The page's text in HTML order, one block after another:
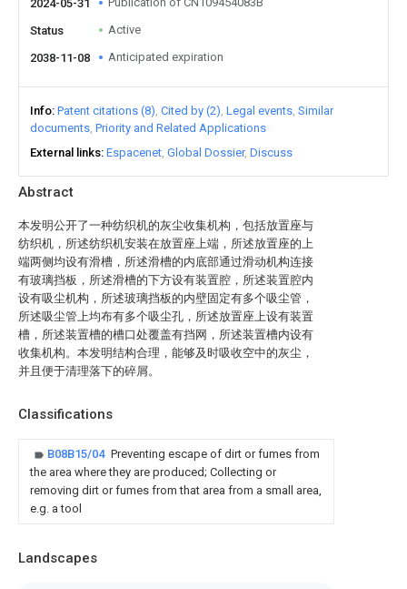
Abstract
本发明公开了一种纺织机的灰尘收集机构，包括放置座与
纺织机，所述纺织机安装在放置座上端，所述放置座的上
端两侧均设有滑槽，所述滑槽的内底部通过滑动机构连接
有玻璃挡板，所述滑槽的下方设有装置腔，所述装置腔内
设有吸尘机构，所述玻璃挡板的内壁固定有多个吸尘管，
所述吸尘管上均布有多个吸尘孔，所述放置座上设有装置
槽，所述装置槽的槽口处覆盖有挡网，所述装置槽内设有
收集机构。本发明结构合理，能够及时吸收空中的灰尘，
并且便于清理落下的碎屑。
Classifications
B08B15/04 Preventing escape of dirt or fumes from
the area where they are produced; Collecting or
removing dirt or fumes from that area from a small area,
e.g. a tool
Landscapes
2024-05-31
Status Active
2038-11-08 Anticipated expiration
Info Patent citations (8) Cited by (2) Legal events Similar
documents Priority and Related Applications
External links Espacenet Global Dossier Discuss